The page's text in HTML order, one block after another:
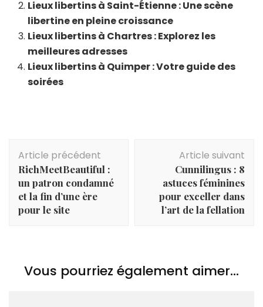
Lieux libertins à Saint-Étienne : Une scène
libertine en pleine croissance
Lieux libertins à Chartres : Explorez les
meilleures adresses
Lieux libertins à Quimper : Votre guide des
soirées
d'article
Article précédent
RichMeetBeautiful :
un patron condamné
et la fin d’une ère
pour le site
Article suivant
Cunnilingus : 8
astuces féminines
pour exceller dans
l’art de la fellation
Vous pourriez également aimer...